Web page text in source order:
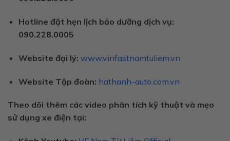
Hotline đặt hẹn lịch bảo dưỡng dịch vụ:
090.228.0005
Website đại lý: www.vinfastnamtuliem.vn
Website Tập đoàn: hathanh-auto.com.vn
Theo dõi thêm các video phân tích kỹ thuật và mẹo
sử dụng xe điện tại: